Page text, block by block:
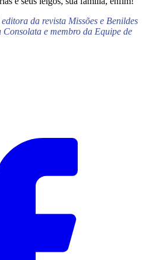
da revista Missões e Benildes
e membro da Equipe de